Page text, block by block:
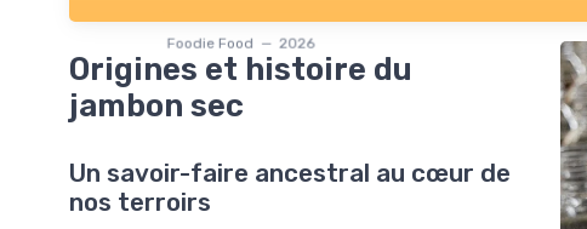
Foodie Food — 2026
Origines et histoire du
jambon sec
Un savoir-faire ancestral au cœur de
nos terroirs